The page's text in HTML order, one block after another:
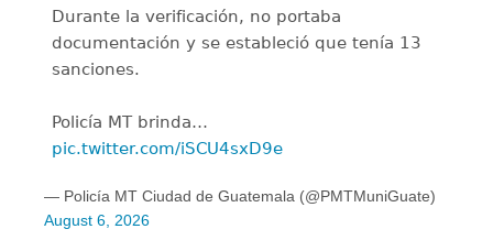
Durante la verificación, no portaba
documentación y se estableció que tenía 13
sanciones.
Policía MT brinda…
pic.twitter.com/iSCU4sxD9e
— Policía MT Ciudad de Guatemala (@PMTMuniGuate)
August 6, 2026